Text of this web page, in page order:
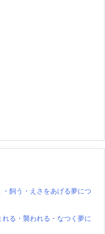
飼う・えさをあげる夢につ
る・襲われる・なつく夢に